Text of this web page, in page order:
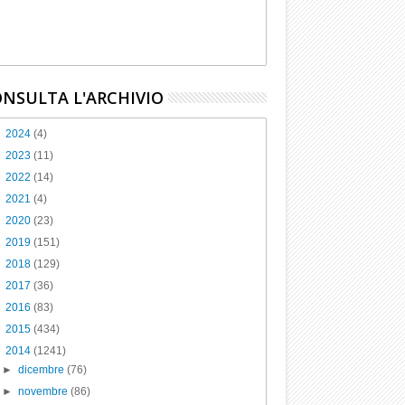
L'ARCHIVIO
2024 (4)
2023 (11)
2022 (14)
2021 (4)
2020 (23)
2019 (151)
2018 (129)
2017 (36)
2016 (83)
2015 (434)
2014 (1241)
► dicembre (76)
► novembre (86)